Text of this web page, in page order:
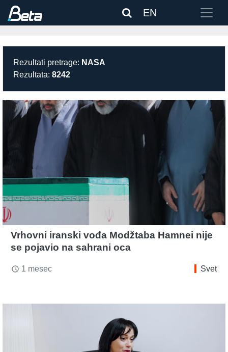
EN
Rezultati pretrage: NASA
Rezultata: 8242
Vrhovni iranski vođa Modžtaba Hamnei nije
se pojavio na sahrani oca
access_time 1 mesec Svet